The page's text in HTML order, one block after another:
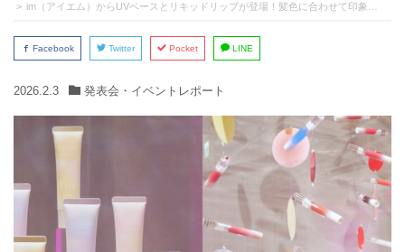
im（アイエム）からUVベースとリキッドリップが登場！髪色に合わせて印象チェンジ
Facebook Twitter Pocket LINE
2026.2.3 発表会・イベントレポート